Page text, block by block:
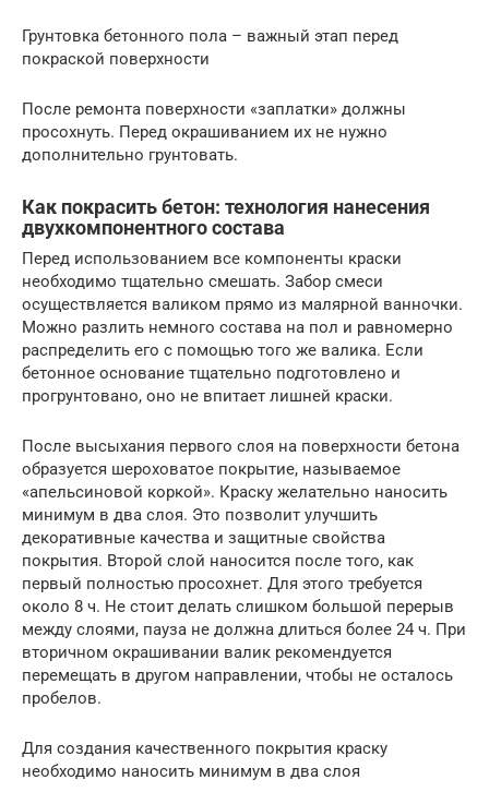
Грунтовка бетонного пола – важный этап перед
покраской поверхности
После ремонта поверхности «заплатки» должны
просохнуть. Перед окрашиванием их не нужно
дополнительно грунтовать.
Как покрасить бетон: технология нанесения
двухкомпонентного состава
Перед использованием все компоненты краски
необходимо тщательно смешать. Забор смеси
осуществляется валиком прямо из малярной ванночки.
Можно разлить немного состава на пол и равномерно
распределить его с помощью того же валика. Если
бетонное основание тщательно подготовлено и
прогрунтовано, оно не впитает лишней краски.
После высыхания первого слоя на поверхности бетона
образуется шероховатое покрытие, называемое
«апельсиновой коркой». Краску желательно наносить
минимум в два слоя. Это позволит улучшить
декоративные качества и защитные свойства
покрытия. Второй слой наносится после того, как
первый полностью просохнет. Для этого требуется
около 8 ч. Не стоит делать слишком большой перерыв
между слоями, пауза не должна длиться более 24 ч. При
вторичном окрашивании валик рекомендуется
перемещать в другом направлении, чтобы не осталось
пробелов.
Для создания качественного покрытия краску
необходимо наносить минимум в два слоя